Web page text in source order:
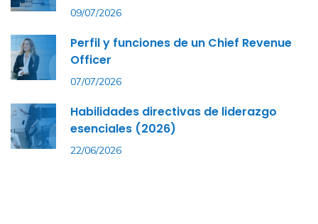
09/07/2026
Perfil y funciones de un Chief Revenue
Officer
07/07/2026
Habilidades directivas de liderazgo
esenciales (2026)
22/06/2026